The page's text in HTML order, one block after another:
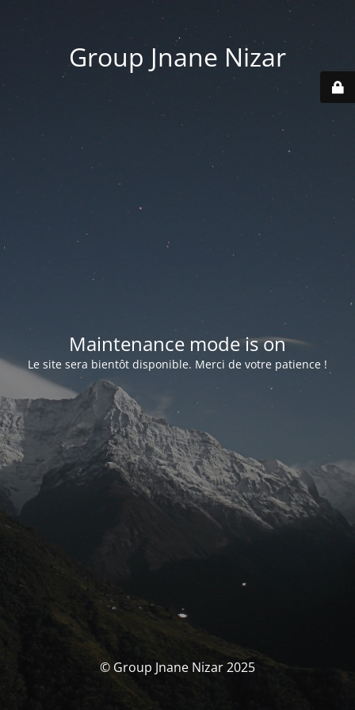
Group Jnane Nizar
Maintenance mode is on
Le site sera bientôt disponible. Merci de votre patience !
© Group Jnane Nizar 2025